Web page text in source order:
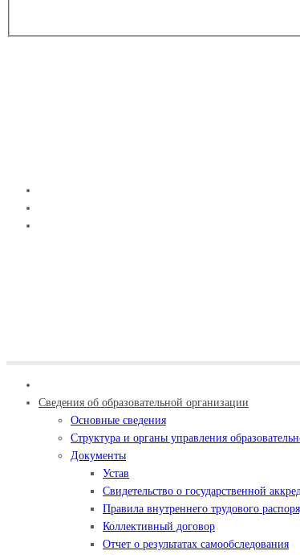
Сведения об образовательной организации
Основные сведения
Структура и органы управления
Документы
Устав
Свидетельство о государственной
Правила внутреннего трудового
Коллективный договор
Отчет о результатах самообследования